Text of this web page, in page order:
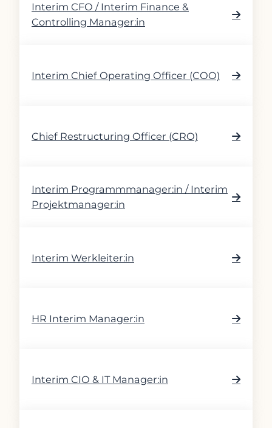
Interim CFO / Interim Finance &
Controlling Manager:in
Interim Chief Operating Officer (COO)
Chief Restructuring Officer (CRO)
Interim Programmmanager:in / Interim
Projektmanager:in
Interim Werkleiter:in
HR Interim Manager:in
Interim CIO & IT Manager:in